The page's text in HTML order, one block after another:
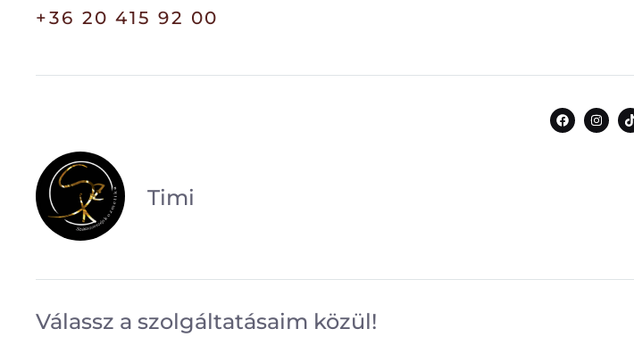
+36 20 415 92 00
Timi
Válassz a szolgáltatásaim közül!